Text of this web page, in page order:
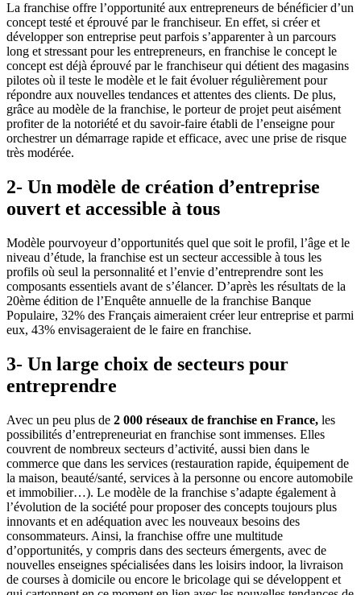
La franchise offre l’opportunité aux entrepreneurs de bénéficier d’un
concept testé et éprouvé par le franchiseur. En effet, si créer et
développer son entreprise peut parfois s’apparenter à un parcours
long et stressant pour les entrepreneurs, en franchise le concept le
concept est déjà éprouvé par le franchiseur qui détient des magasins
pilotes où il teste le modèle et le fait évoluer régulièrement pour
répondre aux nouvelles tendances et attentes des clients. De plus,
grâce au modèle de la franchise, le porteur de projet peut aisément
profiter de la notoriété et du savoir-faire établi de l’enseigne pour
orchestrer un démarrage rapide et efficace, avec une prise de risque
très modérée.
2- Un modèle de création d’entreprise
ouvert et accessible à tous
Modèle pourvoyeur d’opportunités quel que soit le profil, l’âge et le
niveau d’étude, la franchise est un secteur accessible à tous les
profils où seul la personnalité et l’envie d’entreprendre sont les
composants essentiels avant de s’élancer. D’après les résultats de la
20ème édition de l’Enquête annuelle de la franchise Banque
Populaire, 32% des Français aimeraient créer leur entreprise et parmi
eux, 43% envisageraient de le faire en franchise.
3- Un large choix de secteurs pour
entreprendre
Avec un peu plus de 2 000 réseaux de franchise en France, les
possibilités d’entrepreneuriat en franchise sont immenses. Elles
couvrent de nombreux secteurs d’activité, aussi bien dans le
commerce que dans les services (restauration rapide, équipement de
la maison, beauté/santé, services à la personne ou encore automobile
et immobilier…). Le modèle de la franchise s’adapte également à
l’évolution de la société pour proposer des concepts toujours plus
innovants et en adéquation avec les nouveaux besoins des
consommateurs. Ainsi, la franchise offre une multitude
d’opportunités, y compris dans des secteurs émergents, avec de
nouvelles enseignes spécialisées dans les loisirs indoor, la livraison
de courses à domicile ou encore le bricolage qui se développent et